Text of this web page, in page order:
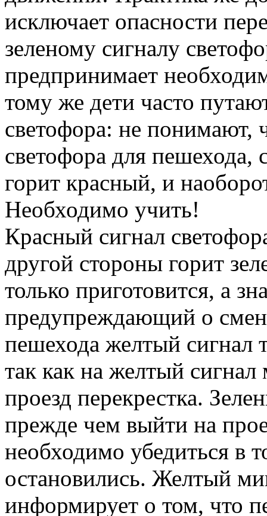
исключает опасности
зеленому сигналу
предпринимает
тому же дети часто
светофора: не понимают,
светофора для пешехода,
горит красный, и
Необходимо учить!
Красный сигнал
другой стороны горит
только приготовится, а
предупреждающий о
пешехода желтый сигнал
так как на желтый
проезд перекрестка.
прежде чем выйти на
необходимо убедиться в
остановились. Желтый
информирует о том, что